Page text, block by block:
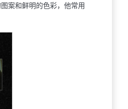
案和鲜明的⾊彩，他常⽤